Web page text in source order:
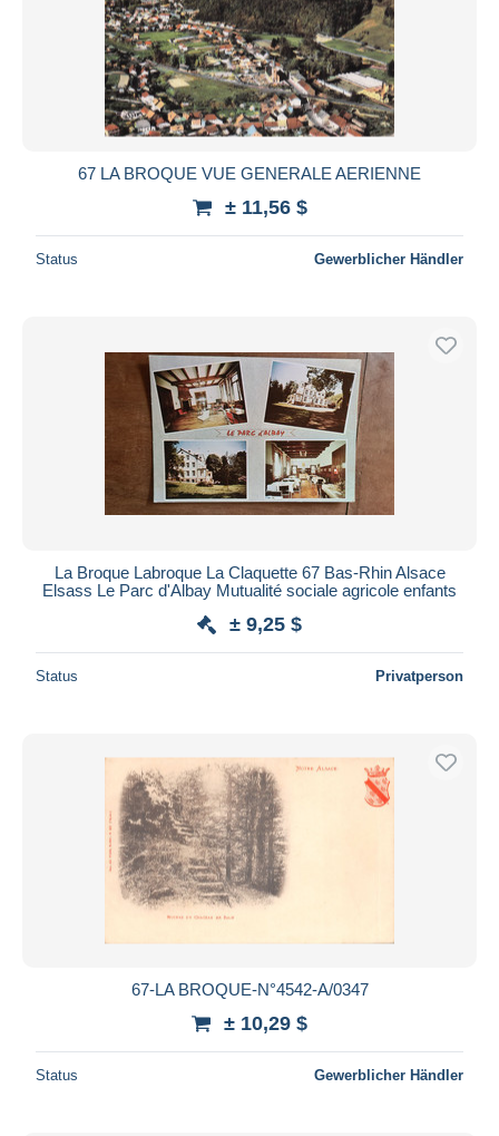
67 LA BROQUE VUE GENERALE AERIENNE
± 11,56 $
Status Gewerblicher Händler
La Broque Labroque La Claquette 67 Bas-Rhin Alsace
Elsass Le Parc d'Albay Mutualité sociale agricole enfants
± 9,25 $
Status Privatperson
67-LA BROQUE-N°4542-A/0347
± 10,29 $
Status Gewerblicher Händler